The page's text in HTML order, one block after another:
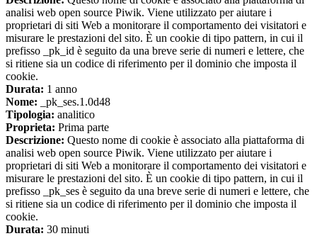
analisi web open source Piwik. Viene utilizzato per aiutare i
proprietari di siti Web a monitorare il comportamento dei visitatori e
misurare le prestazioni del sito. È un cookie di tipo pattern, in cui il
prefisso _pk_id è seguito da una breve serie di numeri e lettere, che
si ritiene sia un codice di riferimento per il dominio che imposta il
cookie.
Durata: 1 anno
Nome: _pk_ses.1.0d48
Tipologia: analitico
Proprieta: Prima parte
Descrizione: Questo nome di cookie è associato alla piattaforma di
analisi web open source Piwik. Viene utilizzato per aiutare i
proprietari di siti Web a monitorare il comportamento dei visitatori e
misurare le prestazioni del sito. È un cookie di tipo pattern, in cui il
prefisso _pk_ses è seguito da una breve serie di numeri e lettere, che
si ritiene sia un codice di riferimento per il dominio che imposta il
cookie.
Durata: 30 minuti